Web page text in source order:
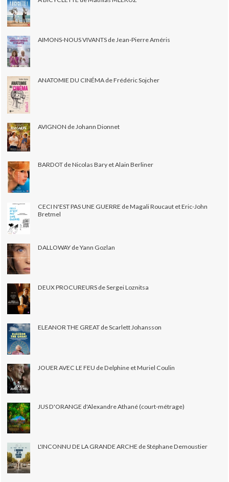
AIMONS-NOUS VIVANTS de Jean-Pierre Améris
ANATOMIE DU CINÉMA de Frédéric Sojcher
AVIGNON de Johann Dionnet
BARDOT de Nicolas Bary et Alain Berliner
CECI N'EST PAS UNE GUERRE de Magali Roucaut et Eric-John
Bretmel
DALLOWAY de Yann Gozlan
DEUX PROCUREURS de Sergei Loznitsa
ELEANOR THE GREAT de Scarlett Johansson
JOUER AVEC LE FEU de Delphine et Muriel Coulin
JUS D'ORANGE d'Alexandre Athané (court-métrage)
L'INCONNU DE LA GRANDE ARCHE de Stéphane Demoustier